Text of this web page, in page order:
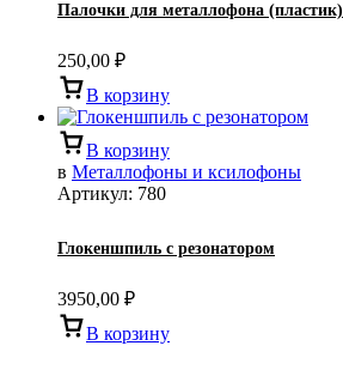
Палочки для металлофона (пластик)
250,00 ₽
В корзину
В корзину
в Металлофоны и ксилофоны
Артикул: 780
Глокеншпиль с резонатором
3950,00 ₽
В корзину